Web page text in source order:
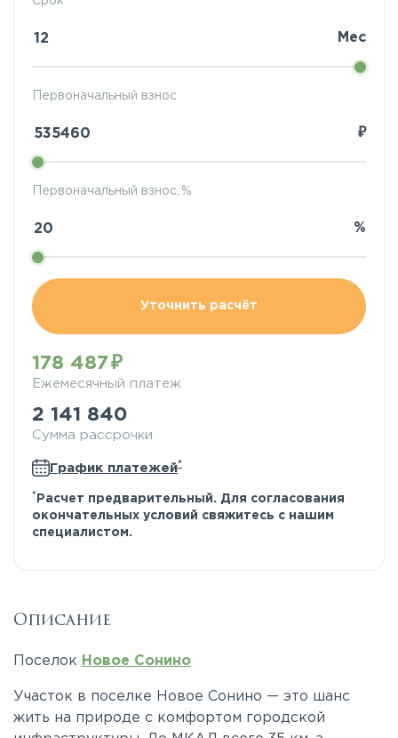
Первоначальный взнос
₽
Мес
Первоначальный взнос, %
%
Уточнить расчёт
178 487
Ежемесячный платеж
2 141 840
Сумма рассрочки
График платежей*
* Расчет предварительный. Для согласования
окончательных условий свяжитесь с нашим
специалистом.
Описание
Поселок Новое Сонино
Участок в поселке Новое Сонино — это шанс
жить на природе с комфортом городской